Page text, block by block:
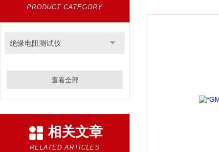
PRODUCT CATEGORY
绝缘电阻测试仪
查看全部
相关文章
RELATED ARTICLES